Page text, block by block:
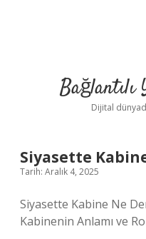
Bağlantılı
Dijital
Siyasette
Tarih: Aralık 4, 2025
Siyasette Kabine Ne
Kabinenin Anlamı ve